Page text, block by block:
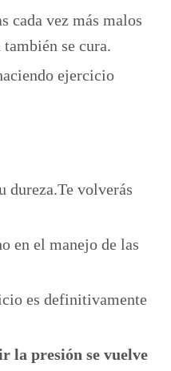
cada vez más malos
se cura.
ejercicio
dureza.Te volverás
en el manejo de las
es definitivamente
la presión se vuelve